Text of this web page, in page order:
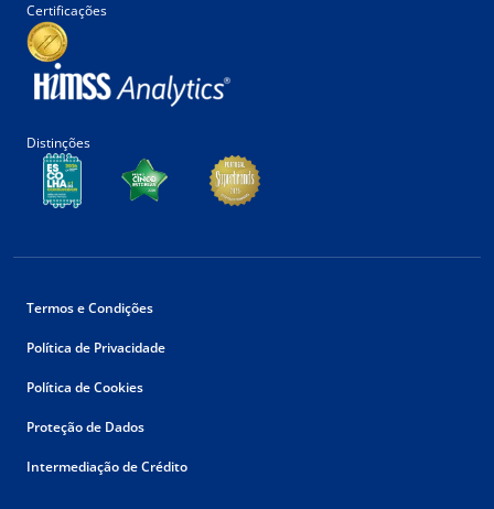
Certificações
Distinções
Termos e Condições
Política de Privacidade
Política de Cookies
Proteção de Dados
Intermediação de Crédito